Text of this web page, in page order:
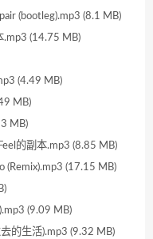
(bootleg).mp3 (8.1 MB)
(14.75 MB)
(4.49 MB)
MB)
MB)
的副本.mp3 (8.85 MB)
(Remix).mp3 (17.15 MB)
(9.09 MB)
的生活).mp3 (9.32 MB)